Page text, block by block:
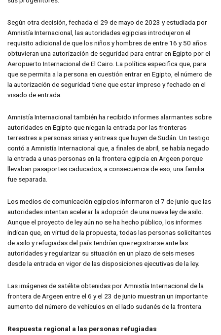
Según otra decisión, fechada el 29 de mayo de 2023 y estudiada por
Amnistía Internacional, las autoridades egipcias introdujeron el
requisito adicional de que los niños y hombres de entre 16 y 50 años
obtuvieran una autorización de seguridad para entrar en Egipto por el
Aeropuerto Internacional de El Cairo. La política especifica que, para
que se permita a la persona en cuestión entrar en Egipto, el número de
la autorización de seguridad tiene que estar impreso y fechado en el
visado de entrada.
Amnistía Internacional también ha recibido informes alarmantes sobre
autoridades en Egipto que niegan la entrada por las fronteras
terrestres a personas sirias y eritreas que huyen de Sudán. Un testigo
contó a Amnistía Internacional que, a finales de abril, se había negado
la entrada a unas personas en la frontera egipcia en Argeen porque
llevaban pasaportes caducados; a consecuencia de eso, una familia
fue separada.
Los medios de comunicación egipcios informaron el 7 de junio que las
autoridades intentan acelerar la adopción de una nueva ley de asilo.
Aunque el proyecto de ley aún no se ha hecho público, los informes
indican que, en virtud de la propuesta, todas las personas solicitantes
de asilo y refugiadas del país tendrían que registrarse ante las
autoridades y regularizar su situación en un plazo de seis meses
desde la entrada en vigor de las disposiciones ejecutivas de la ley.
Las imágenes de satélite obtenidas por Amnistía Internacional de la
frontera de Argeen entre el 6 y el 23 de junio muestran un importante
aumento del número de vehículos en el lado sudanés de la frontera.
Respuesta regional a las personas refugiadas